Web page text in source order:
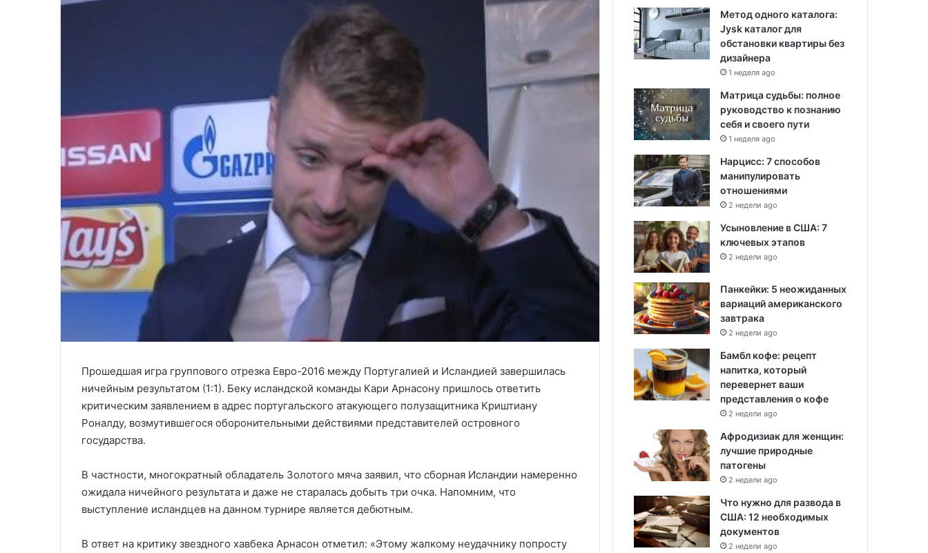
Прошедшая игра группового отрезка Евро-2016 между Португалией и Исландией завершилась
ничейным результатом (1:1). Беку исландской команды Кари Арнасону пришлось ответить
критическим заявлением в адрес португальского атакующего полузащитника Криштиану
Роналду, возмутившегося оборонительными действиями представителей островного
государства.
В частности, многократный обладатель Золотого мяча заявил, что сборная Исландии намеренно
ожидала ничейного результата и даже не старалась добыть три очка. Напомним, что
выступление исландцев на данном турнире является дебютным.
В ответ на критику звездного хавбека Арнасон отметил: «Этому жалкому неудачнику попросту
Анализ событий в Крокусе, что на
Метод одного каталога:
Jysk каталог для
обстановки квартиры без
дизайнера
1 неделя ago
Матрица судьбы: полное
руководство к познанию
себя и своего пути
1 неделя ago
Нарцисс: 7 способов
манипулировать
отношениями
2 недели ago
Усыновление в США: 7
ключевых этапов
2 недели ago
Панкейки: 5 неожиданных
вариаций американского
завтрака
2 недели ago
Бамбл кофе: рецепт
напитка, который
перевернет ваши
представления о кофе
2 недели ago
Афродизиак для женщин:
лучшие природные
патогены
2 недели ago
Что нужно для развода в
США: 12 необходимых
документов
2 недели ago